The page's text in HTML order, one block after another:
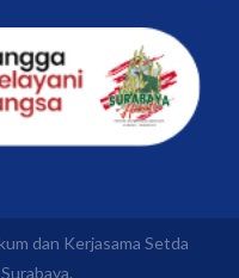
dan Kerjasama Setda